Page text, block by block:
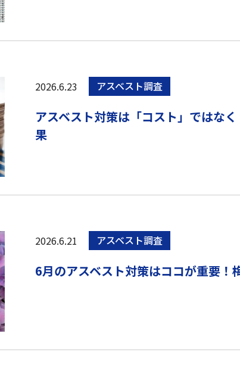
2026.6.23 アスベスト調査
アスベスト対策は「コスト」ではな
果
2026.6.21 アスベスト調査
6月のアスベスト対策はココが重要